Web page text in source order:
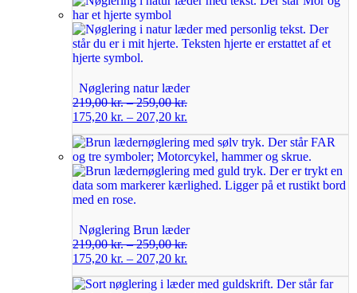
Nøglering natur læder
219,00kr.–259,00kr.
175,20 kr. – 207,20 kr.
Nøglering Brun læder
219,00kr.–259,00kr.
175,20 kr. – 207,20 kr.